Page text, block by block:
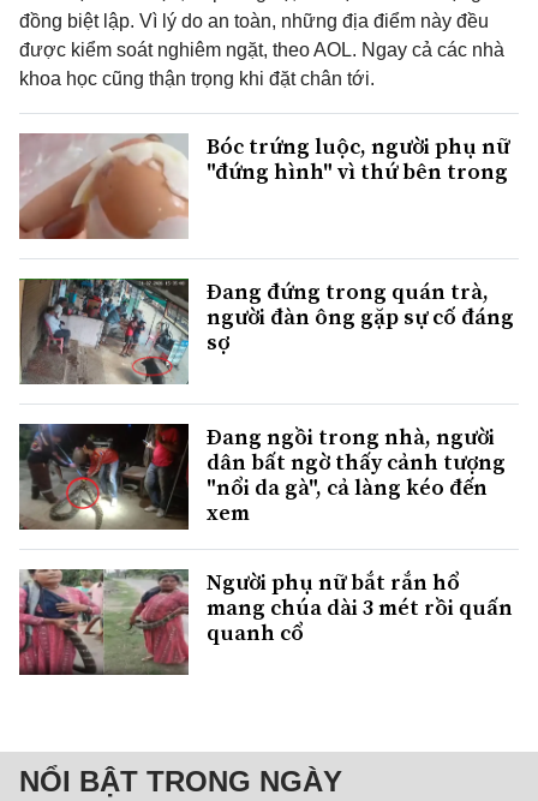
đồng biệt lập. Vì lý do an toàn, những địa điểm này đều
được kiểm soát nghiêm ngặt, theo AOL. Ngay cả các nhà
khoa học cũng thận trọng khi đặt chân tới.
Bóc trứng luộc, người phụ nữ
"đứng hình" vì thứ bên trong
Đang đứng trong quán trà,
người đàn ông gặp sự cố đáng
sợ
Đang ngồi trong nhà, người
dân bất ngờ thấy cảnh tượng
"nổi da gà", cả làng kéo đến
xem
Người phụ nữ bắt rắn hổ
mang chúa dài 3 mét rồi quấn
quanh cổ
NỔI BẬT TRONG NGÀY